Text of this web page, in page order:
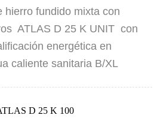
hierro fundido mixta con
ATLAS D 25 K UNIT con
energética en
caliente sanitaria B/XL
D 25 K 100